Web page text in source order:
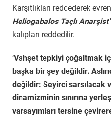
Karşıtlıkları reddederek
Heliogabalos Taçlı
kalıpları reddedilir.
‘Vahşet tepkiyi çoğaltmak
başka bir şey değildir.
değildir: Seyirci sarsılacak
dinamizminin sınırına
varsayımları tersine